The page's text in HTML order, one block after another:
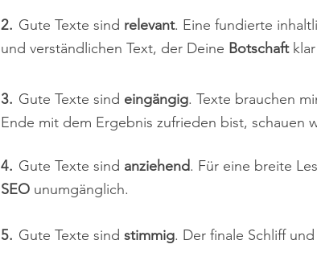
2. Gute Texte sind relevant. Eine fundierte
und verständlichen Text, der Deine Botschaftklar
3. Gute Texte sind eingängig. Texte brauchen
Ende mit dem Ergebnis zufrieden bist, schauen
4. Gute Texte sind anziehend. Für eine breite
SEO unumgänglich.
5. Gute Texte sind stimmig. Der finale Schliff